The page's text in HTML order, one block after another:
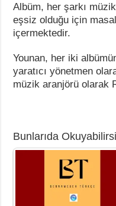
Albüm, her şarkı
eşsiz olduğu için
içermektedir.
Younan, her iki
yaratıcı yönetmen
müzik aranjörü olarak
Bunlarıda